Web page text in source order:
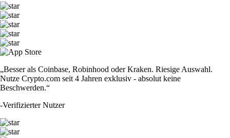
„Besser als Coinbase, Robinhood oder Kraken. Riesige Auswahl.
Nutze Crypto.com seit 4 Jahren exklusiv - absolut keine
Beschwerden.“
-Verifizierter Nutzer